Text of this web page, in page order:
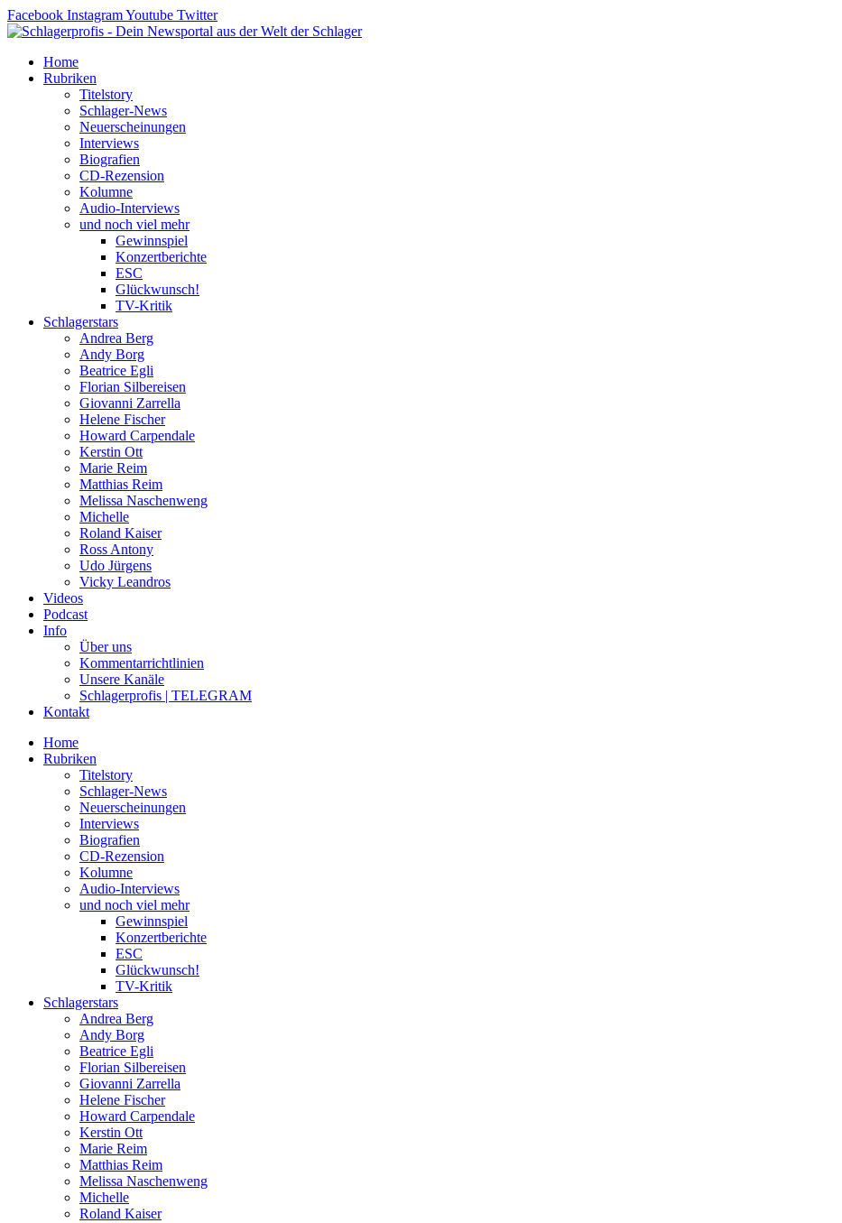
Zum
Inhalt
Facebook InstagramYoutube Twitter
Home
Rubriken
Titelstory
Schlager-News
Neuerscheinungen
Interviews
Biografien
CD-Rezension
Kolumne
Audio-Interviews
und noch viel mehr
Gewinnspiel
Konzertberichte
ESC
Glückwunsch!
TV-Kritik
Schlagerstars
Andrea Berg
Andy Borg
Beatrice Egli
Florian Silbereisen
Giovanni Zarrella
Helene Fischer
Howard Carpendale
Kerstin Ott
Marie Reim
Matthias Reim
Melissa Naschenweng
Michelle
Roland Kaiser
Ross Antony
Udo Jürgens
Vicky Leandros
Videos
Podcast
Info
Über uns
Kommentarrichtlinien
Unsere Kanäle
Schlagerprofis | TELEGRAM
Kontakt
Home
Rubriken
Titelstory
Schlager-News
Neuerscheinungen
Interviews
Biografien
CD-Rezension
Kolumne
Audio-Interviews
und noch viel mehr
Gewinnspiel
Konzertberichte
ESC
Glückwunsch!
TV-Kritik
Schlagerstars
Andrea Berg
Andy Borg
Beatrice Egli
Florian Silbereisen
Giovanni Zarrella
Helene Fischer
Howard Carpendale
Kerstin Ott
Marie Reim
Matthias Reim
Melissa Naschenweng
Michelle
Roland Kaiser